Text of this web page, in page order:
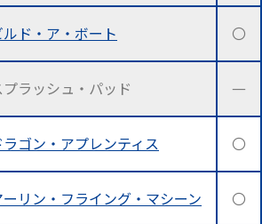
ルド・ア・ボート 〇
プラッシュ・パッド ―
ラゴン・アプレンティス 〇
ーリン・フライング・マシーン 〇